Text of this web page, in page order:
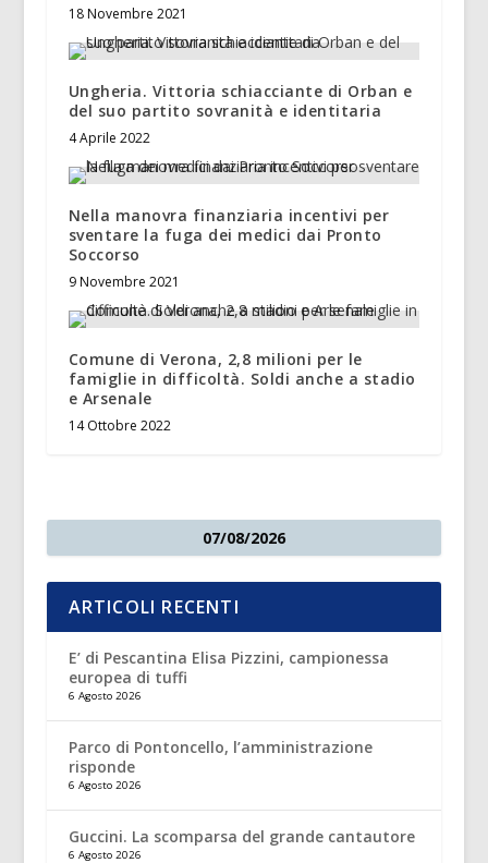
18 Novembre 2021
Ungheria. Vittoria schiacciante di Orban e
del suo partito sovranità e identitaria
4 Aprile 2022
Nella manovra finanziaria incentivi per
sventare la fuga dei medici dai Pronto
Soccorso
9 Novembre 2021
Comune di Verona, 2,8 milioni per le
famiglie in difficoltà. Soldi anche a stadio
e Arsenale
14 Ottobre 2022
07/08/2026
ARTICOLI RECENTI
E’ di Pescantina Elisa Pizzini, campionessa
europea di tuffi
6 Agosto 2026
Parco di Pontoncello, l’amministrazione
risponde
6 Agosto 2026
Guccini. La scomparsa del grande cantautore
6 Agosto 2026